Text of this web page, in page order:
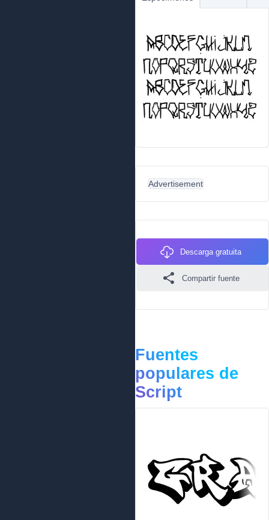
Advertisement
Descarga gratuita
Compartir fuente
Fuentes
populares de
Script